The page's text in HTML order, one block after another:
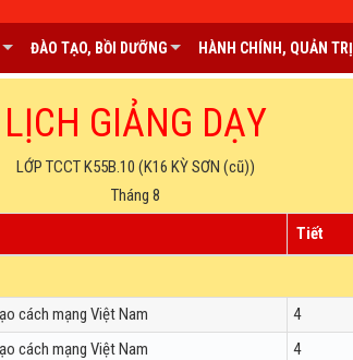
ĐÀO TẠO, BỒI DƯỠNG HÀNH CHÍNH, QUẢN TRỊ
LỊCH GIẢNG DẠY
LỚP TCCT K55B.10 (K16 KỲ SƠN (cũ))
Tháng 8
Tiết
cách mạng Việt Nam 4
cách mạng Việt Nam 4